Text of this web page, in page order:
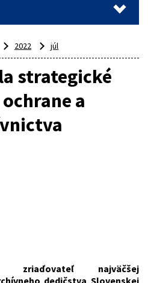
2022 júl
strategické
a
zriaďovateľ najväčšej
dedičstva Slovenskej